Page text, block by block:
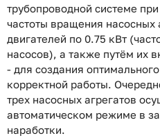
трубопроводной системе
частоты вращения насосных
двигателей по 0.75 кВт
насосов), а также путём их
- для создания
корректной работы.
трех насосных агрегатов
автоматическом режиме в
наработки.